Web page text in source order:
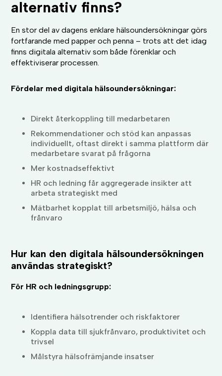
alternativ finns?
En stor del av dagens enklare hälsoundersökningar görs
fortfarande med papper och penna – trots att det idag
finns digitala alternativ som både förenklar och
effektiviserar processen.
Fördelar med digitala hälsoundersökningar:
Direkt återkoppling till medarbetaren
Rekommendationer och stöd kan anpassas
individuellt, oftast direkt i samma plattform där
medarbetare svarat på frågorna
Mer kostnadseffektivt
HR och ledning får aggregerade insikter att
arbeta strategiskt med
Mätbarhet kopplat till arbetsmiljö, hälsa och
frånvaro
Hur kan den digitala hälsoundersökningen
användas strategiskt?
För HR och ledningsgrupp:
Identifiera hälsotrender och riskfaktorer
Koppla data till sjukfrånvaro, produktivitet och
trivsel
Målstyra hälsofrämjande insatser